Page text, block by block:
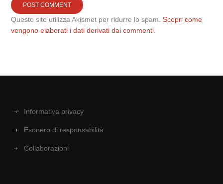
Questo sito utilizza Akismet per ridurre lo spam.Scopri come
vengono elaborati i dati derivati dai commenti
Informativa privacy
Esonero di responsabilità
Collaborazioni